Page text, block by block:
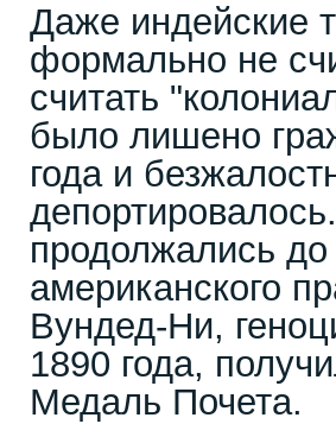
Даже индейские
формально не
считать
было лишено
года и
продолжались
американского
Вундед-Ни,
1890 года,
Медаль Почета.